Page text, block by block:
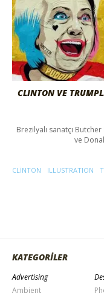
CLINTON VE
Brezilyalı sanatçı
ve
CLINTON ILLUSTRATION
KATEGORİLER
Advertising
Ambient